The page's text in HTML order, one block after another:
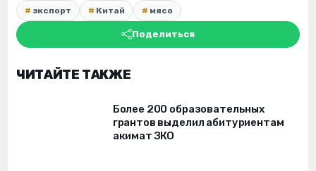
экспорт Китай мясо
Поделиться
ЧИТАЙТЕ ТАКЖЕ
Более 200 образовательных
грантов выделил абитуриентам
акимат ЗКО